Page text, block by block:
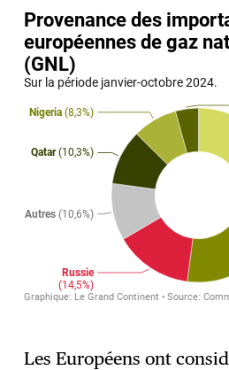
Les Européens ont